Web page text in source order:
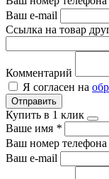
Ваш e-mail
Ссылка на товар
Комментарий
Я согласен на
Отправить
Купить в 1 клик
Ваше имя *
Ваш номер телефона
Ваш e-mail